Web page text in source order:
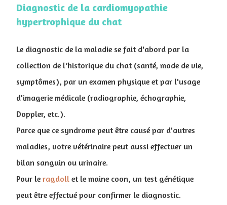
Diagnostic de la cardiomyopathie
hypertrophique du chat
Le diagnostic de la maladie se fait d'abord par la
collection de l’historique du chat (santé, mode de vie,
symptômes), par un examen physique et par l'usage
d'imagerie médicale (radiographie, échographie,
Doppler, etc.).
Parce que ce syndrome peut être causé par d'autres
maladies, votre vétérinaire peut aussi effectuer un
bilan sanguin ou urinaire.
Pour le ragdoll et le maine coon, un test génétique
peut être effectué pour confirmer le diagnostic.